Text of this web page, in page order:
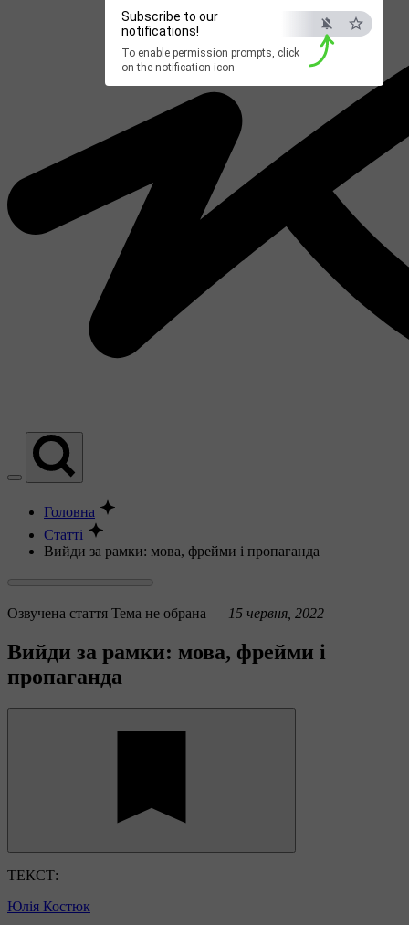
Subscribe to our
notifications!
To enable permission prompts, click
on the notification icon
Головна
Статті
Вийди за рамки: мова, фрейми і пропаганда
Озвучена стаття Тема не обрана — 15 червня, 2022
Вийди за рамки: мова, фрейми і
пропаганда
ТЕКСТ:
Юлія Костюк